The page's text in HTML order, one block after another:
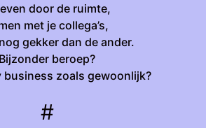
door de ruimte,
met je collega’s,
gekker dan de ander.
Bijzonder beroep?
business zoals gewoonlijk?
#